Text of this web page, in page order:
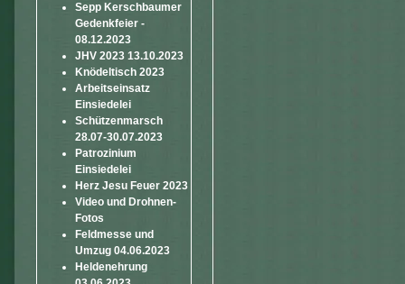
Sepp Kerschbaumer
Gedenkfeier -
08.12.2023
JHV 2023 13.10.2023
Knödeltisch 2023
Arbeitseinsatz
Einsiedelei
Schützenmarsch
28.07-30.07.2023
Patrozinium
Einsiedelei
Herz Jesu Feuer 2023
Video und Drohnen-
Fotos
Feldmesse und
Umzug 04.06.2023
Heldenehrung